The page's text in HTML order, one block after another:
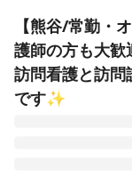
【熊谷/常勤・
護師の方も大
訪問看護と訪問
です✨